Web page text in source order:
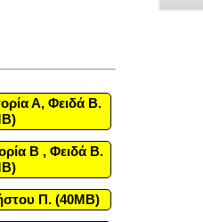
Α, Φειδά Β.
Β , Φειδά Β.
Π. (40MB)